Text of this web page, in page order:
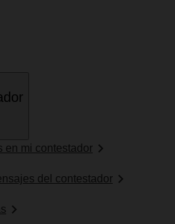
en mi contestador
del contestador